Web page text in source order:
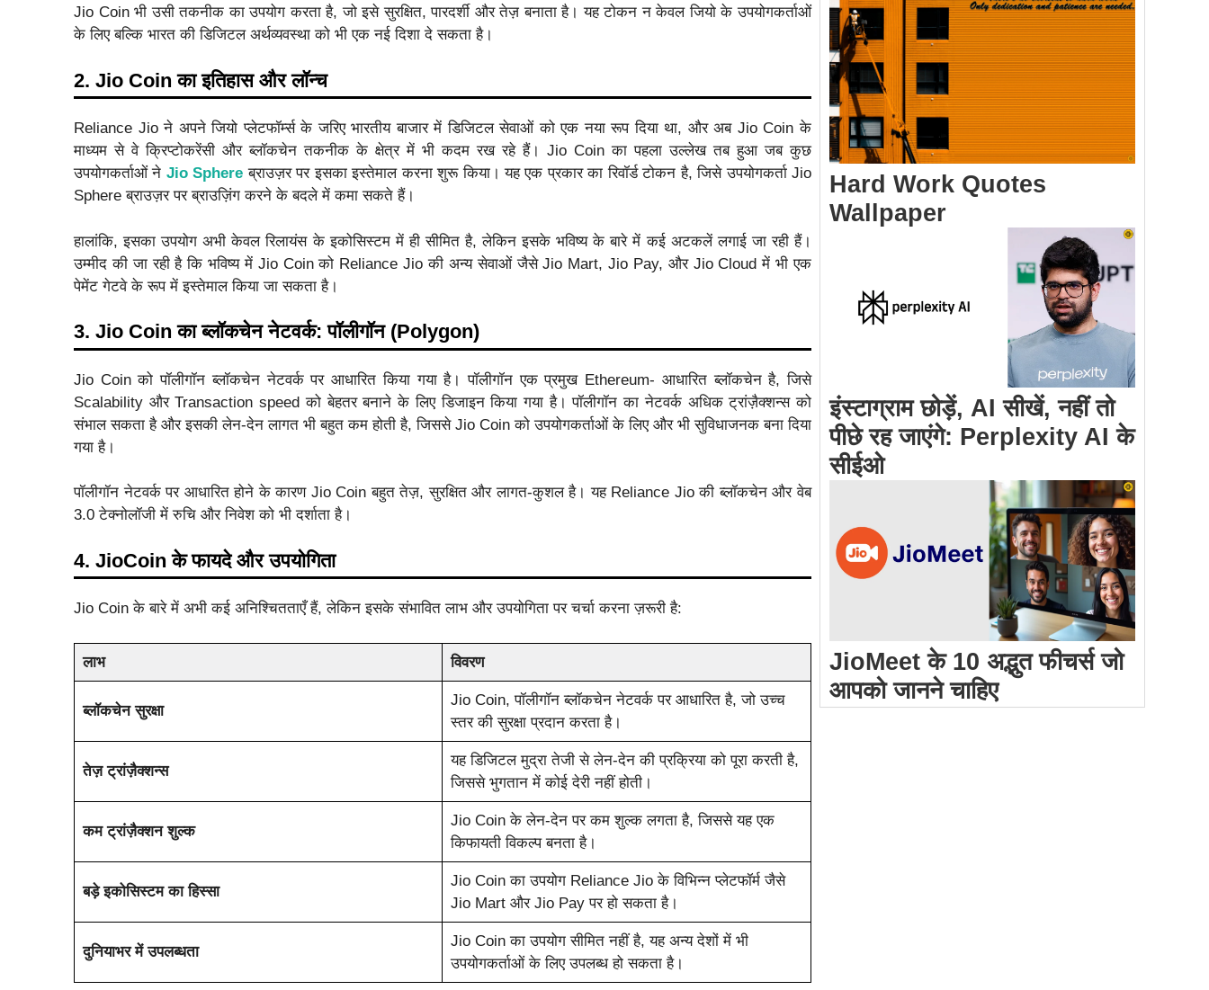
Jio Coin भी उसी तकनीक का उपयोग करता है, जो इसे सुरक्षित, पारदर्शी और तेज़ बनाता है। यह टोकन न केवल जियो के उपयोगकर्ताओं
के लिए बल्कि भारत की डिजिटल अर्थव्यवस्था को भी एक नई दिशा दे सकता है।
2. Jio Coin का इतिहास और लॉन्च
Reliance Jio ने अपने जियो प्लेटफॉर्म्स के जरिए भारतीय बाजार में डिजिटल सेवाओं को एक नया रूप दिया था, और अब Jio Coin के
माध्यम से वे क्रिप्टोकरेंसी और ब्लॉकचेन तकनीक के क्षेत्र में भी कदम रख रहे हैं। Jio Coin का पहला उल्लेख तब हुआ जब कुछ
उपयोगकर्ताओं ने Jio Sphere ब्राउज़र पर इसका इस्तेमाल करना शुरू किया। यह एक प्रकार का रिवॉर्ड टोकन है, जिसे उपयोगकर्ता Jio
Sphere ब्राउज़र पर ब्राउज़िंग करने के बदले में कमा सकते हैं।
हालांकि, इसका उपयोग अभी केवल रिलायंस के इकोसिस्टम में ही सीमित है, लेकिन इसके भविष्य के बारे में कई अटकलें लगाई जा रही हैं।
उम्मीद की जा रही है कि भविष्य में Jio Coin को Reliance Jio की अन्य सेवाओं जैसे Jio Mart, Jio Pay, और Jio Cloud में भी एक
पेमेंट गेटवे के रूप में इस्तेमाल किया जा सकता है।
3. Jio Coin का ब्लॉकचेन नेटवर्क: पॉलीगॉन (Polygon)
Jio Coin को पॉलीगॉन ब्लॉकचेन नेटवर्क पर आधारित किया गया है। पॉलीगॉन एक प्रमुख Ethereum- आधारित ब्लॉकचेन है, जिसे
Scalability और Transaction speed को बेहतर बनाने के लिए डिजाइन किया गया है। पॉलीगॉन का नेटवर्क अधिक ट्रांज़ैक्शन्स को
संभाल सकता है और इसकी लेन-देन लागत भी बहुत कम होती है, जिससे Jio Coin को उपयोगकर्ताओं के लिए और भी सुविधाजनक बना दिया
गया है।
पॉलीगॉन नेटवर्क पर आधारित होने के कारण Jio Coin बहुत तेज़, सुरक्षित और लागत-कुशल है। यह Reliance Jio की ब्लॉकचेन और वेब
3.0 टेक्नोलॉजी में रुचि और निवेश को भी दर्शाता है।
4. JioCoin के फायदे और उपयोगिता
Jio Coin के बारे में अभी कई अनिश्चितताएँ हैं, लेकिन इसके संभावित लाभ और उपयोगिता पर चर्चा करना ज़रूरी है:
लाभ विवरण
ब्लॉकचेन सुरक्षा
Jio Coin, पॉलीगॉन ब्लॉकचेन नेटवर्क पर आधारित है, जो उच्च
स्तर की सुरक्षा प्रदान करता है।
तेज़ ट्रांज़ैक्शन्स
यह डिजिटल मुद्रा तेजी से लेन-देन की प्रक्रिया को पूरा करती है,
जिससे भुगतान में कोई देरी नहीं होती।
कम ट्रांज़ैक्शन शुल्क
Jio Coin के लेन-देन पर कम शुल्क लगता है, जिससे यह एक
किफायती विकल्प बनता है।
बड़े इकोसिस्टम का हिस्सा
Jio Coin का उपयोग Reliance Jio के विभिन्न प्लेटफॉर्म जैसे
Jio Mart और Jio Pay पर हो सकता है।
दुनियाभर में उपलब्धता
Jio Coin का उपयोग सीमित नहीं है, यह अन्य देशों में भी
उपयोगकर्ताओं के लिए उपलब्ध हो सकता है।
Hard Work Quotes
Wallpaper
इंस्टाग्राम छोड़ें, AI सीखें, नहीं तो
पीछे रह जाएंगे: Perplexity AI के
सीईओ
JioMeet के 10 अद्भुत फीचर्स जो
आपको जानने चाहिए